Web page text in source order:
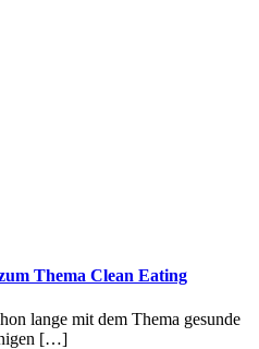
Thema Clean Eating
lange mit dem Thema gesunde
[…]